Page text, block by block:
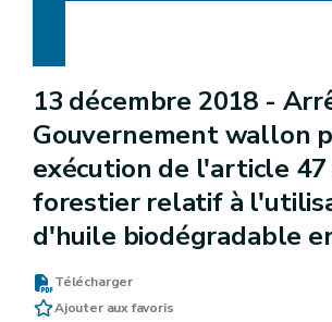
13 décembre 2018 -
Gouvernement wallon
exécution de l'article 47
forestier relatif à
d'huile biodégradable
Télécharger
Ajouter aux favoris